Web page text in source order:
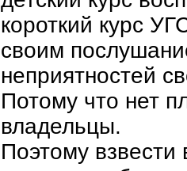
короткий курс
своим
неприятностей
Потому что нет
владельцы.
Поэтому взвести